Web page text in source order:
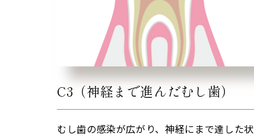
C3（神経まで進んだむし歯）
むし歯の感染が広がり、神経にまで達した状